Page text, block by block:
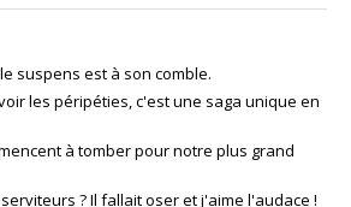
suspens est à son comble.
les péripéties, c'est une saga unique en
à tomber pour notre plus grand
? Il fallait oser et j'aime l'audace !